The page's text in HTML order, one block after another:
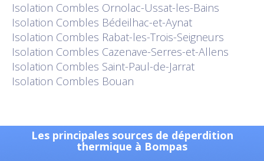
Isolation Combles Ornolac-Ussat-les-Bains
Isolation Combles Bédeilhac-et-Aynat
Isolation Combles Rabat-les-Trois-Seigneurs
Isolation Combles Cazenave-Serres-et-Allens
Isolation Combles Saint-Paul-de-Jarrat
Isolation Combles Bouan
Les principales sources de déperdition
thermique à Bompas